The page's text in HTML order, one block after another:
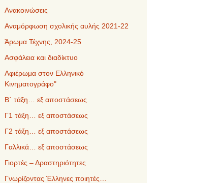
Ανακοινώσεις
Αναμόρφωση σχολικής αυλής 2021-22
Άρωμα Τέχνης, 2024-25
Ασφάλεια και διαδίκτυο
Αφιέρωμα στον Ελληνικό
Κινηματογράφο"
Β΄ τάξη… εξ αποστάσεως
Γ1 τάξη… εξ αποστάσεως
Γ2 τάξη… εξ αποστάσεως
Γαλλικά… εξ αποστάσεως
Γιορτές – Δραστηριότητες
Γνωρίζοντας Έλληνες ποιητές…